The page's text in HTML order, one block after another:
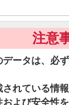
注意
ータは、必
れている情
よび安全性